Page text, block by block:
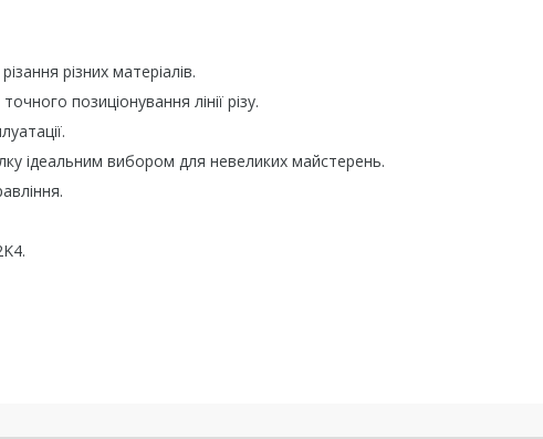
різних матеріалів.
позиціонування лінії різу.
ідеальним вибором для невеликих майстерень.